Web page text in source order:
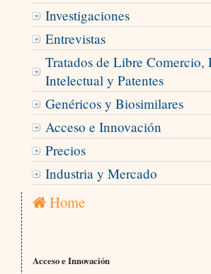
Investigaciones
Entrevistas
Tratados de Libre Comercio,
Intelectual y Patentes
Genéricos y Biosimilares
Acceso e Innovación
Precios
Industria y Mercado
Home
Acceso e Innovación